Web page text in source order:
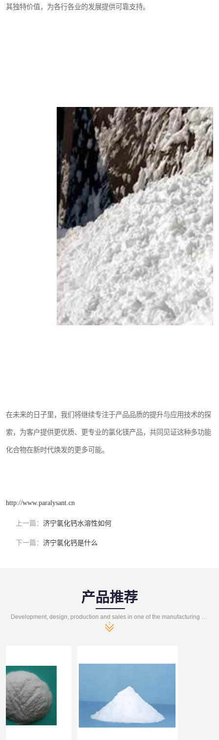
其独特价值，为各行各业的发展提供可靠支持。
在未来的日子里，我们将继续专注于产品品质的提升与应用技术的探
索，为客户提供更优质、更专业的氯化镁产品，共同见证这种多功能
化合物在新时代焕发的更多可能。
http://www.paralysant.cn
上一篇： 济宁氯化钙水溶性如何
下一篇： 济宁氯化钙是什么
产品推荐
Development, design, production and sales in one of the manufacturing enterprises